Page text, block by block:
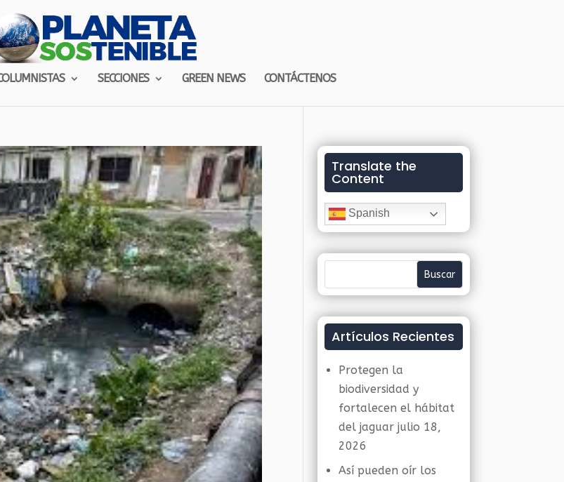
SECCIONES GREEN NEWS CONTÁCTENOS
Translate the
Content
Spanish
Artículos Recientes
Protegen la
biodiversidad y
fortalecen el hábitat
del jaguar julio 18,
2026
Así pueden oír los